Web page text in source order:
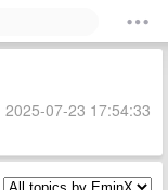
07-23 17:54:33